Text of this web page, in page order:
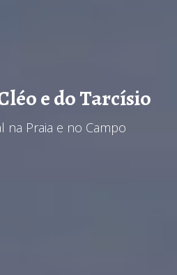
e do Tarcísio
na Praia e no Campo